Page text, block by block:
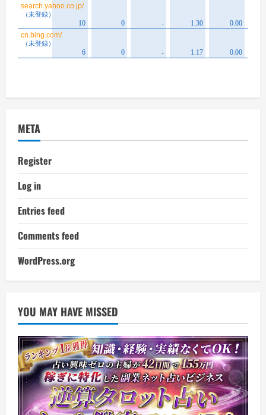
META
Register
Log in
Entries feed
Comments feed
WordPress.org
YOU MAY HAVE MISSED